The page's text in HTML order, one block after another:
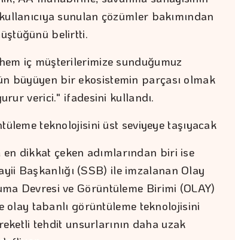
sunulan çözümler bakımından
belirtti.
iç müşterilerimize sunduğumuz
büyüyen bir ekosistemin parçası olmak
verici." ifadesini kullandı.
teknolojisini üst seviyeye taşıyacak
dikkat çeken adımlarından biri ise
Başkanlığı (SSB) ile imzalanan Olay
Devresi ve Görüntüleme Birimi (OLAY)
tabanlı görüntüleme teknolojisini
tehdit unsurlarının daha uzak